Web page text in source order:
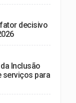
decisivo
Inclusão
serviços para